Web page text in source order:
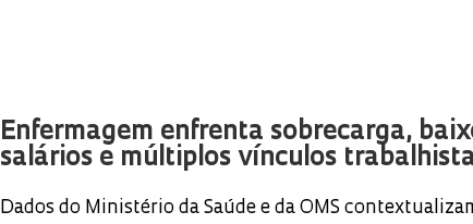
Enfermagem enfrenta sobrecarga,
salários e múltiplos vínculos
Dados do Ministério da Saúde e da OMS